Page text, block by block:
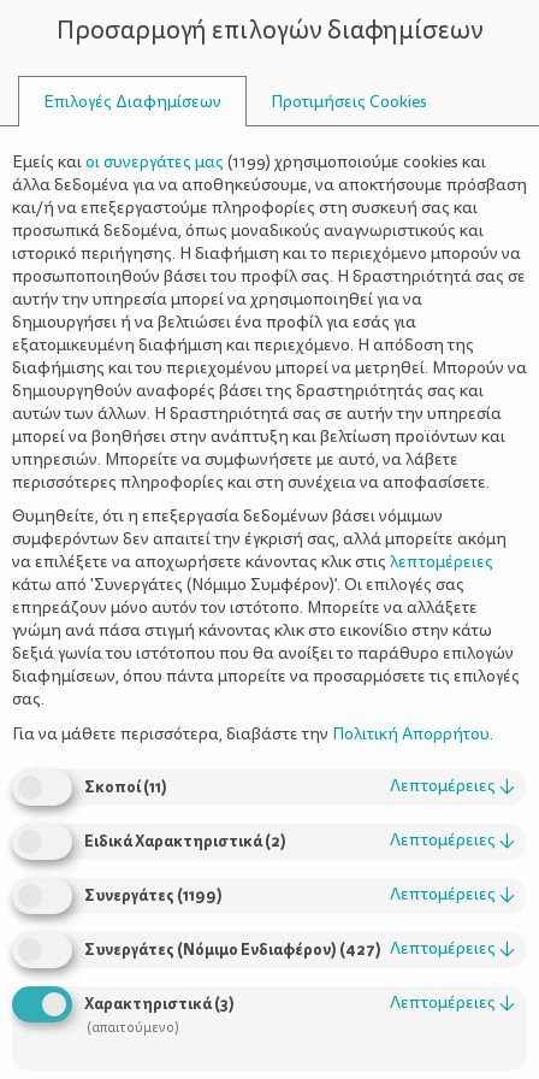
ΣΥΜΒΟΥΛΟΙ
ΌΛΑ ΓΙΑ ΤΗ ΜΑΜΆ>WELLNESS
ΘΕΡΙΝΕΣ ΕΚΠΤΩΣΕΙΣ: Ψωνίστε
έξυπνα
Επειδή οι εκπτώσεις μπορεί να σας παρασύρουν σε άσκοπα
έξοδα και άχρηστες αγορές, σας δίνουμε μερικές ιδέες
Οι επίσημες θερινές εκπτώσεις είναι εδώ και θα διαρκέσουν
έως τις
31 Αυγούστου. Τα καταστήματα πουλούν ή
ξεπουλούν, όπως συχνά διατείνονται και οι
καταναλωτές δραττόμαστε της αληθινής ευκαιρίας ή
πέφτουμε στην παγίδα και τελικά βγαίνουμε οι χαμένοι
της μεγάλης καταναλωτικής γιορτής. Τι μπορούμε όμως
να κάνουμε για να χαρούμε περισσότερο και να
ξοδέψουμε λιγότερα σε αυτές τις πονηρές μέρες;10+1
tips
Υπολογίστε το budget σας. Τι θα διαθέσετε για ένδυση και
υπόδηση; Είναι σημαντικό να ορίσετε ένα γενναιόδωρο μεν
Προσαρμογή επιλογών διαφημίσεων
Επιλογές Διαφημίσεων Προτιμήσεις Cookies
Εμείς καιοι συνεργάτες μας (1199) χρησιμοποιούμε cookies και
άλλα δεδομένα για να αποθηκεύσουμε, να αποκτήσουμε πρόσβαση
και/ή να επεξεργαστούμε πληροφορίες στη συσκευή σας και
προσωπικά δεδομένα, όπως μοναδικούς αναγνωριστικούς και
ιστορικό περιήγησης. Η διαφήμιση και το περιεχόμενο μπορούν να
προσωποποιηθούν βάσει του προφίλ σας. Η δραστηριότητά σας σε
αυτήν την υπηρεσία μπορεί να χρησιμοποιηθεί για να
δημιουργήσει ή να βελτιώσει ένα προφίλ για εσάς για
εξατομικευμένη διαφήμιση και περιεχόμενο. Η απόδοση της
διαφήμισης και του περιεχομένου μπορεί να μετρηθεί. Μπορούν να
δημιουργηθούν αναφορές βάσει της δραστηριότητάς σας και
αυτών των άλλων. Η δραστηριότητά σας σε αυτήν την υπηρεσία
μπορεί να βοηθήσει στην ανάπτυξη και βελτίωση προϊόντων και
υπηρεσιών. Μπορείτε να συμφωνήσετε με αυτό, να λάβετε
περισσότερες πληροφορίες και στη συνέχεια να αποφασίσετε.
Θυμηθείτε, ότι η επεξεργασία δεδομένων βάσει νόμιμων
συμφερόντων δεν απαιτεί την έγκρισή σας, αλλά μπορείτε ακόμη
να επιλέξετε να αποχωρήσετε κάνοντας κλικ στις λεπτομέρειες
κάτω από 'Συνεργάτες (Νόμιμο Συμφέρον)'. Οι επιλογές σας
επηρεάζουν μόνο αυτόν τον ιστότοπο. Μπορείτε να αλλάξετε
γνώμη ανά πάσα στιγμή κάνοντας κλικ στο εικονίδιο στην κάτω
δεξιά γωνία του ιστότοπου που θα ανοίξει το παράθυρο επιλογών
διαφημίσεων, όπου πάντα μπορείτε να προσαρμόσετε τις επιλογές
σας.
Για να μάθετε περισσότερα, διαβάστε την Πολιτική Απορρήτου.
Σκοποί(11) Λεπτομέρειες ↓
Ειδικά Χαρακτηριστικά(2) Λεπτομέρειες ↓
Συνεργάτες (1199) Λεπτομέρειες ↓
Συνεργάτες (Νόμιμο Ενδιαφέρον) (427) Λεπτομέρειες ↓
Χαρακτηριστικά(3)
(απαιτούμενο)
Λεπτομέρειες ↓